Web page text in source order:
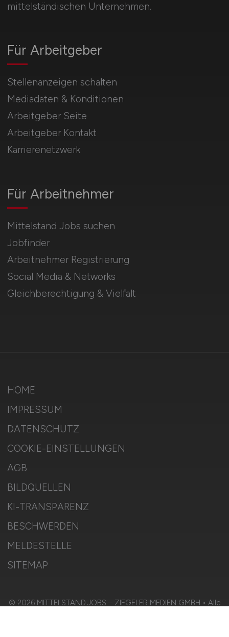
mittelständischen Unternehmen.
Für Arbeitnehmer
Mittelstand Jobs suchen
Jobfinder
Arbeitnehmer Registrierung
Social Media & Networks
Gleichberechtigung & Vielfalt
Für Arbeitgeber
Stellenanzeigen schalten
Mediadaten & Konditionen
Arbeitgeber Seite
Arbeitgeber Kontakt
Karrierenetzwerk
HOME
IMPRESSUM
DATENSCHUTZ
COOKIE-EINSTELLUNGEN
AGB
BILDQUELLEN
KI-TRANSPARENZ
BESCHWERDEN
MELDESTELLE
SITEMAP
© 2026 MITTELSTAND.JOBS – ZIEGELER MEDIEN GMBH • Alle